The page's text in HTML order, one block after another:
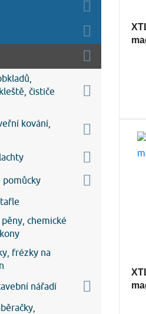
čističe
kování,
pomůcky
chemické
frézky na
nářadí